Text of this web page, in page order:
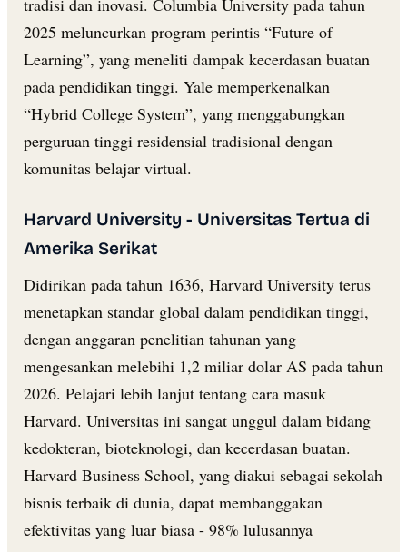
2025 meluncurkan program perintis “Future of
Learning”, yang meneliti dampak kecerdasan buatan
pada pendidikan tinggi. Yale memperkenalkan
“Hybrid College System”, yang menggabungkan
perguruan tinggi residensial tradisional dengan
komunitas belajar virtual.
Harvard University - Universitas Tertua di
Amerika Serikat
Didirikan pada tahun 1636, Harvard University terus
menetapkan standar global dalam pendidikan tinggi,
dengan anggaran penelitian tahunan yang
mengesankan melebihi 1,2 miliar dolar AS pada tahun
2026. Pelajari lebih lanjut tentang cara masuk
Harvard. Universitas ini sangat unggul dalam bidang
kedokteran, bioteknologi, dan kecerdasan buatan.
Harvard Business School, yang diakui sebagai sekolah
bisnis terbaik di dunia, dapat membanggakan
efektivitas yang luar biasa - 98% lulusannya